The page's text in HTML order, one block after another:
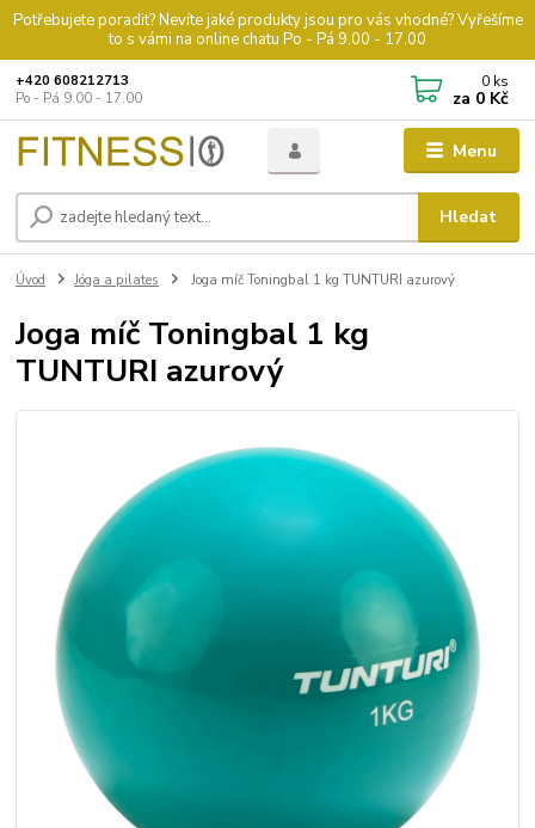
Potřebujete poradit? Nevíte jaké produkty jsou pro vás vhodné? Vyřešíme
to s vámi na online chatu Po - Pá 9.00 - 17.00
Menu
Hledat
+420 608212713
Po - Pá 9.00 - 17.00
0 ks
za 0 Kč
Úvod Jóga a pilates Joga míč Toningbal 1 kg TUNTURI azurový
Joga míč Toningbal 1 kg
TUNTURI azurový